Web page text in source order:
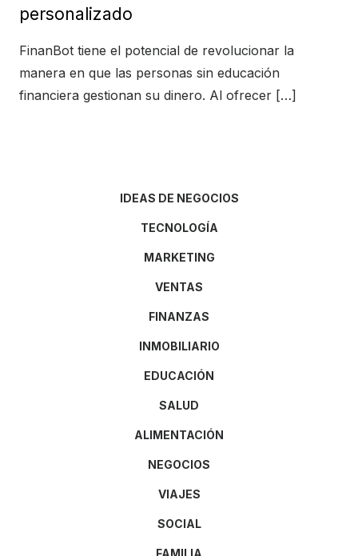
personalizado
FinanBot tiene el potencial de revolucionar la
manera en que las personas sin educación
financiera gestionan su dinero. Al ofrecer […]
IDEAS DE NEGOCIOS
TECNOLOGÍA
MARKETING
VENTAS
FINANZAS
INMOBILIARIO
EDUCACIÓN
SALUD
ALIMENTACIÓN
NEGOCIOS
VIAJES
SOCIAL
FAMILIA